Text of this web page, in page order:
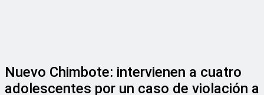
Nuevo Chimbote: intervienen a cuatro
adolescentes por un caso de violación a